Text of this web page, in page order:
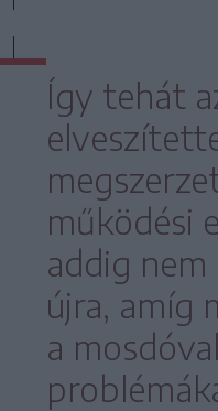
Így tehát
működési
addig
újra, amíg
a